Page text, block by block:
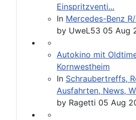
Einspritzventi...
In Mercedes-Benz
by UweL53 05 Aug
Autokino mit
Kornwestheim
In Schraubertreffs,
Ausfahrten, News,
by Ragetti 05 Aug